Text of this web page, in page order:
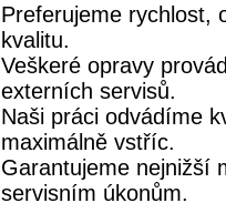
Preferujeme rychlost,
kvalitu.
Veškeré opravy
externích servisů.
Naši práci odvádíme
maximálně vstříc.
Garantujeme nejnižší
servisním úkonům.